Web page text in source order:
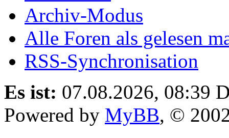
Archiv-Modus
Alle Foren als gelesen
RSS-Synchronisation
Es ist: 07.08.2026, 08:39
Powered by MyBB, ©